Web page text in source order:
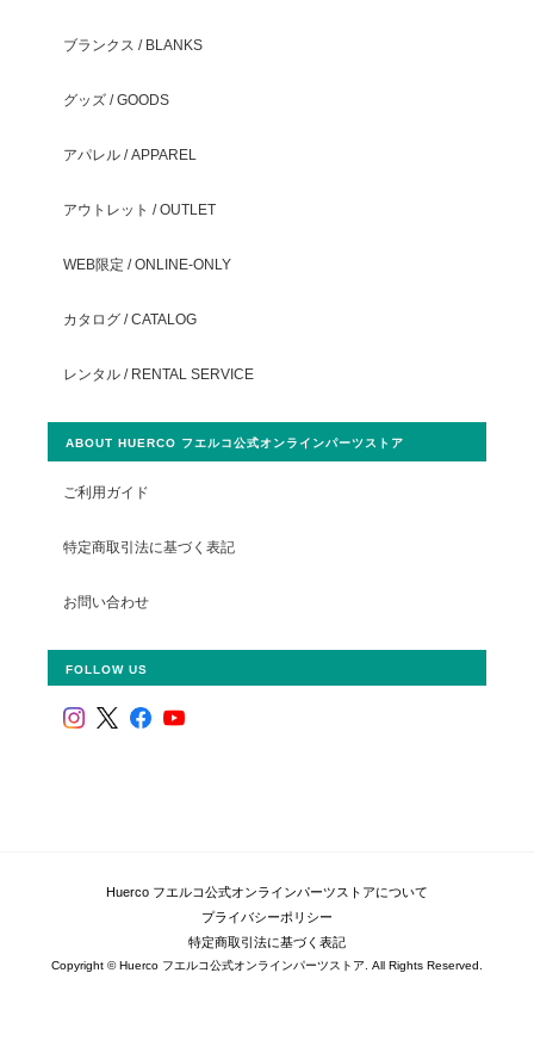
ブランクス / BLANKS
グッズ / GOODS
アパレル / APPAREL
アウトレット / OUTLET
WEB限定 / ONLINE-ONLY
カタログ / CATALOG
レンタル / RENTAL SERVICE
ABOUT HUERCO フエルコ公式オンラインパーツストア
ご利用ガイド
特定商取引法に基づく表記
お問い合わせ
FOLLOW US
Huerco フエルコ公式オンラインパーツストアについて
プライバシーポリシー
特定商取引法に基づく表記
Copyright © Huerco フエルコ公式オンラインパーツストア. All Rights Reserved.